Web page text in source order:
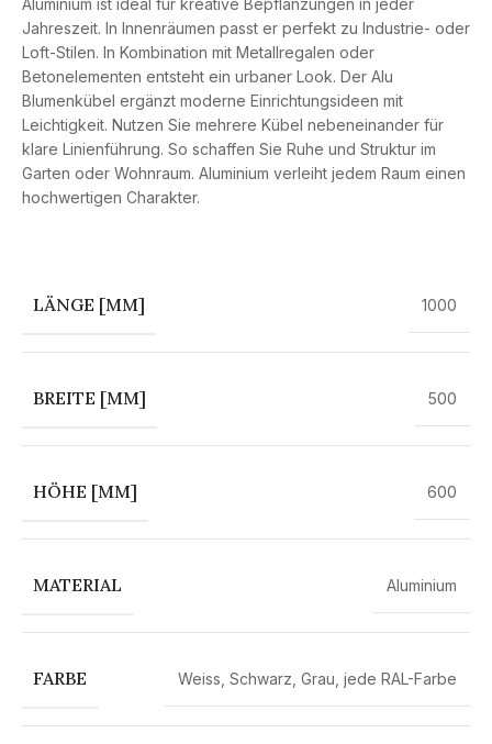
Aluminium ist ideal für kreative Bepflanzungen in jeder
Jahreszeit. In Innenräumen passt er perfekt zu Industrie- oder
Loft-Stilen. In Kombination mit Metallregalen oder
Betonelementen entsteht ein urbaner Look. Der Alu
Blumenkübel ergänzt moderne Einrichtungsideen mit
Leichtigkeit. Nutzen Sie mehrere Kübel nebeneinander für
klare Linienführung. So schaffen Sie Ruhe und Struktur im
Garten oder Wohnraum. Aluminium verleiht jedem Raum einen
hochwertigen Charakter.
LÄNGE [MM] 1000
BREITE [MM] 500
HÖHE [MM] 600
MATERIAL Aluminium
FARBE Weiss Schwarz Grau jede RAL-Farbe